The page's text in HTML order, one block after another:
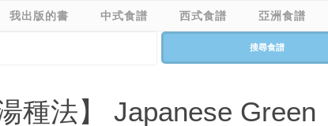
我出版的書 中式食譜 西式食譜 亞洲食譜
搜尋食譜
種法】 Japanese Green